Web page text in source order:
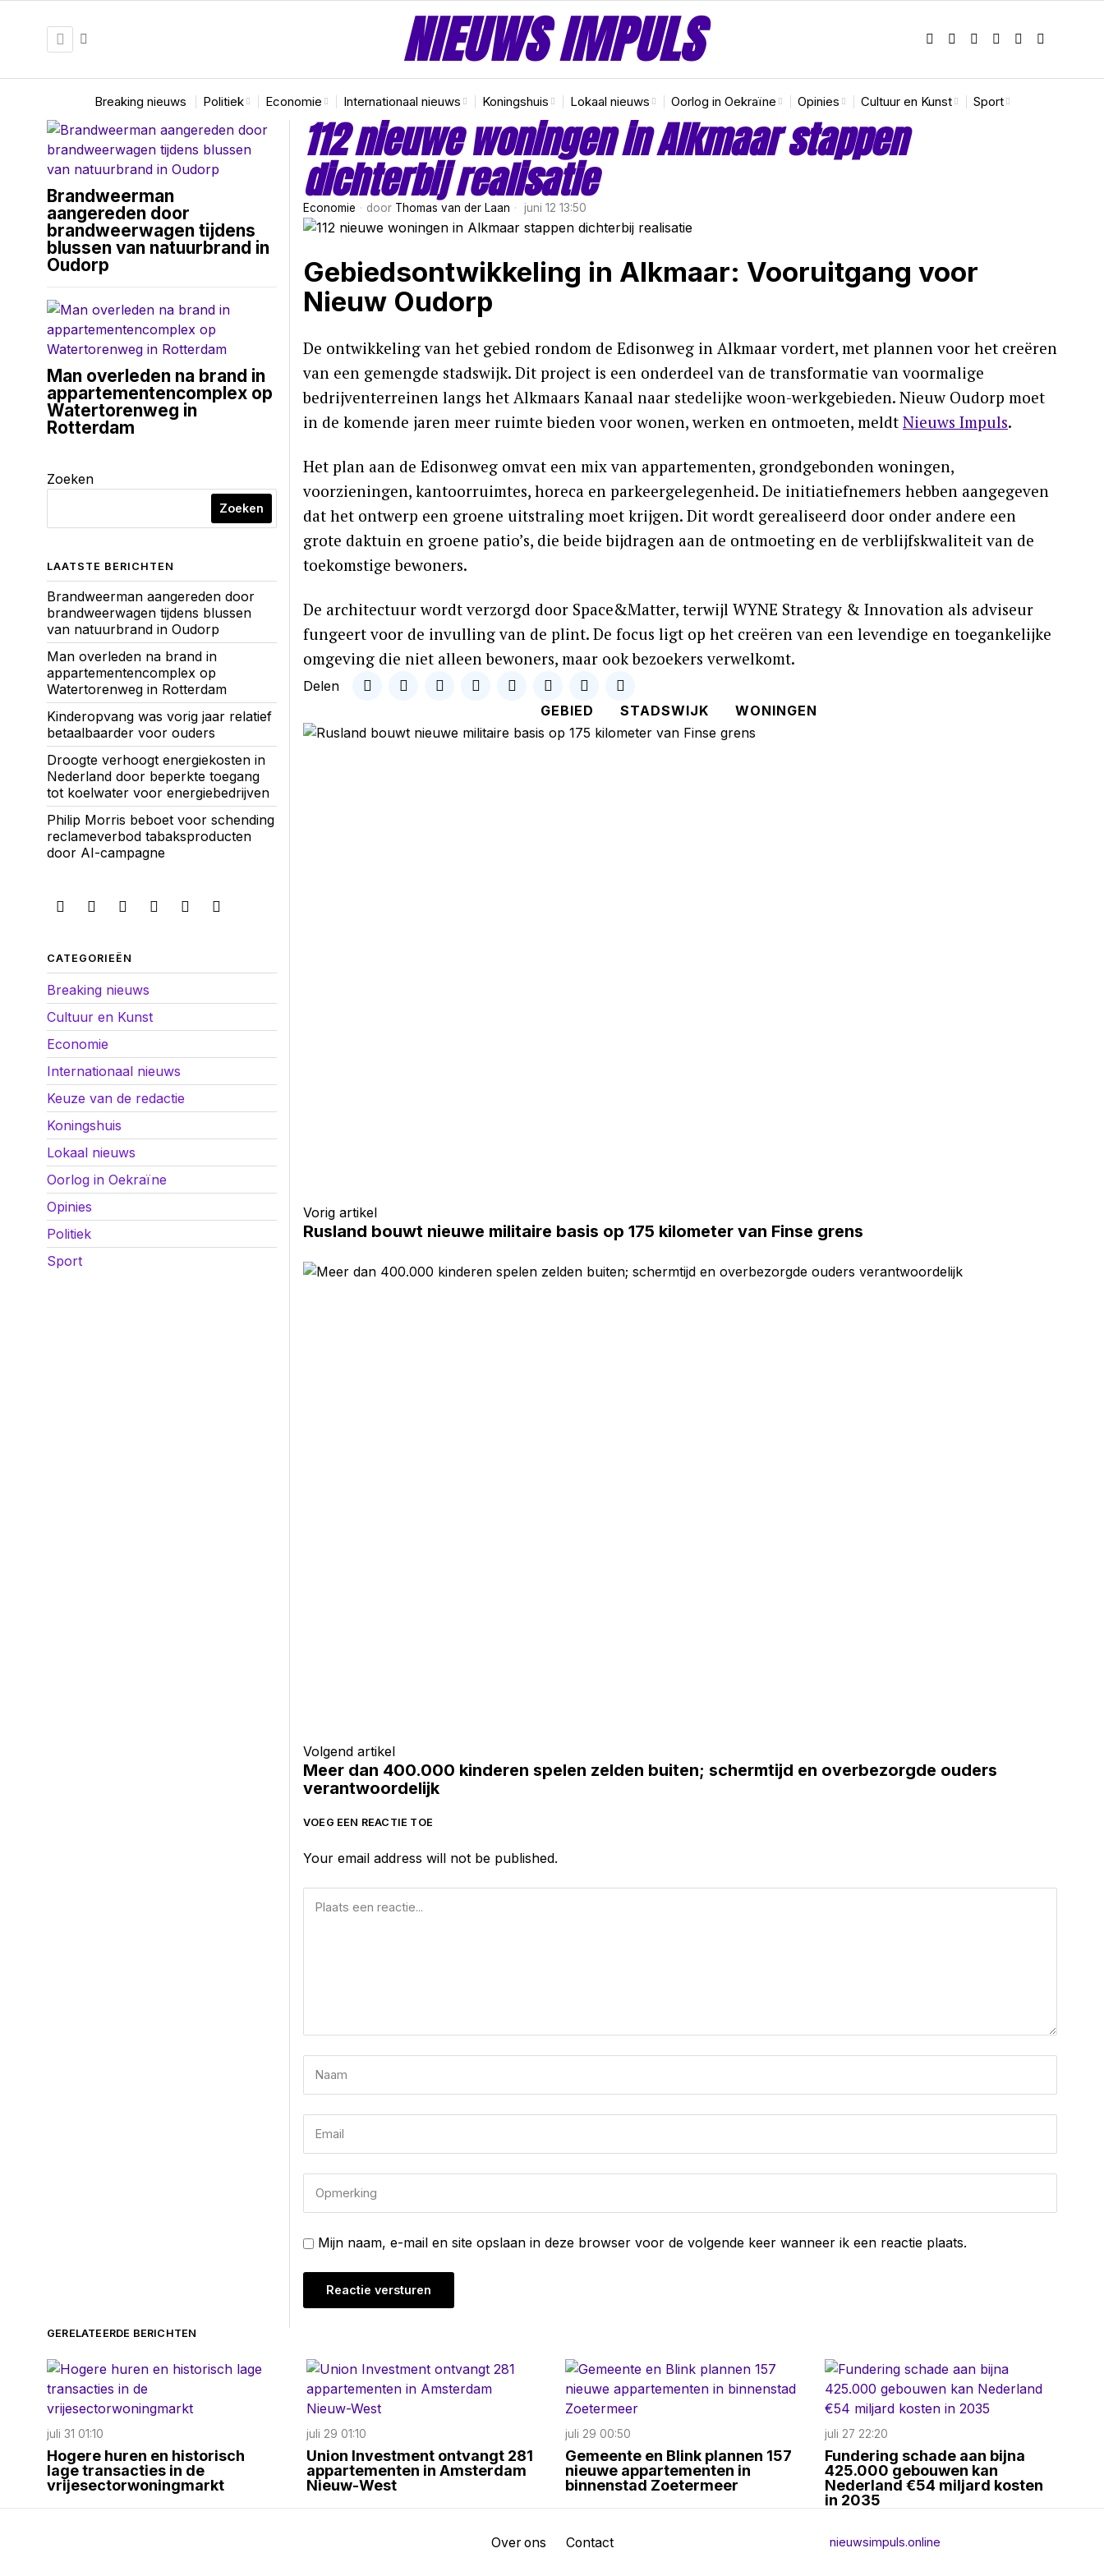
NIEUWS IMPULS
Breaking nieuws Politiek Economie Internationaal nieuws Koningshuis Lokaal nieuws Oorlog in Oekraïne Opinies Cultuur en Kunst Sport
112 nieuwe woningen in Alkmaar stappen
dichterbij realisatie
Economie door Thomas van der Laan juni 12 13:50
Gebiedsontwikkeling in Alkmaar: Vooruitgang voor
Nieuw Oudorp
De ontwikkeling van het gebied rondom de Edisonweg in Alkmaar vordert, met plannen voor het creëren
van een gemengde stadswijk. Dit project is een onderdeel van de transformatie van voormalige
bedrijventerreinen langs het Alkmaars Kanaal naar stedelijke woon-werkgebieden. Nieuw Oudorp moet
in de komende jaren meer ruimte bieden voor wonen, werken en ontmoeten, meldt Nieuws Impuls.
Het plan aan de Edisonweg omvat een mix van appartementen, grondgebonden woningen,
voorzieningen, kantoorruimtes, horeca en parkeergelegenheid. De initiatiefnemers hebben aangegeven
dat het ontwerp een groene uitstraling moet krijgen. Dit wordt gerealiseerd door onder andere een
grote daktuin en groene patio’s, die beide bijdragen aan de ontmoeting en de verblijfskwaliteit van de
toekomstige bewoners.
De architectuur wordt verzorgd door Space&Matter, terwijl WYNE Strategy & Innovation als adviseur
fungeert voor de invulling van de plint. De focus ligt op het creëren van een levendige en toegankelijke
omgeving die niet alleen bewoners, maar ook bezoekers verwelkomt.
Delen
GEBIED
STADSWIJK WONINGEN
Vorig artikel
Rusland bouwt nieuwe militaire basis op 175 kilometer van Finse grens
Volgend artikel
Meer dan 400.000 kinderen spelen zelden buiten; schermtijd en overbezorgde ouders
verantwoordelijk
VOEG EEN REACTIE TOE
Your email address will not be published.
Mijn naam, e-mail en site opslaan in deze browser voor de volgende keer wanneer ik een reactie plaats.
Brandweerman
aangereden door
brandweerwagen tijdens
blussen van natuurbrand in
Oudorp
Man overleden na brand in
appartementencomplex op
Watertorenweg in
Rotterdam
Zoeken
Zoeken
LAATSTE BERICHTEN
Brandweerman aangereden door
brandweerwagen tijdens blussen
van natuurbrand in Oudorp
Man overleden na brand in
appartementencomplex op
Watertorenweg in Rotterdam
Kinderopvang was vorig jaar relatief
betaalbaarder voor ouders
Droogte verhoogt energiekosten in
Nederland door beperkte toegang
tot koelwater voor energiebedrijven
Philip Morris beboet voor schending
reclameverbod tabaksproducten
door AI-campagne
CATEGORIEËN
Breaking nieuws
Cultuur en Kunst
Economie
Internationaal nieuws
Keuze van de redactie
Koningshuis
Lokaal nieuws
Oorlog in Oekraïne
Opinies
Politiek
Sport
GERELATEERDE BERICHTEN
juli 31 01:10
Hogere huren en historisch
lage transacties in de
vrijesectorwoningmarkt
juli 29 01:10
Union Investment ontvangt 281
appartementen in Amsterdam
Nieuw-West
juli 29 00:50
Gemeente en Blink plannen 157
nieuwe appartementen in
binnenstad Zoetermeer
juli 27 22:20
Fundering schade aan bijna
425.000 gebouwen kan
Nederland €54 miljard kosten
in 2035
Over ons Contact nieuwsimpuls.online